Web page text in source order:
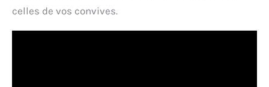
celles de vos convives.